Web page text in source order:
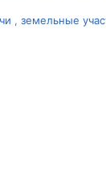
, земельные